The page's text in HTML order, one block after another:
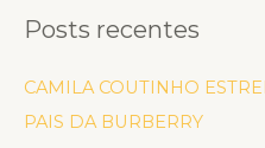
Posts recentes
CAMILA COUTINHO
PAIS DA BURBERRY